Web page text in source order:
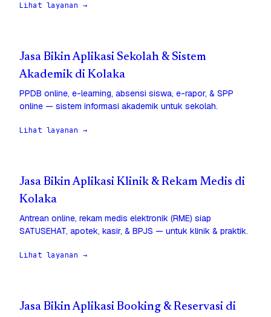
Lihat layanan →
Jasa Bikin Aplikasi Sekolah & Sistem
Akademik di Kolaka
PPDB online, e-learning, absensi siswa, e-rapor, & SPP
online — sistem informasi akademik untuk sekolah.
Lihat layanan →
Jasa Bikin Aplikasi Klinik & Rekam Medis di
Kolaka
Antrean online, rekam medis elektronik (RME) siap
SATUSEHAT, apotek, kasir, & BPJS — untuk klinik & praktik.
Lihat layanan →
Jasa Bikin Aplikasi Booking & Reservasi di